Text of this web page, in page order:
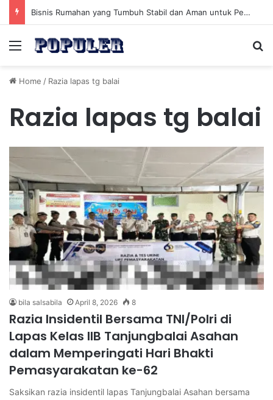
Bisnis Rumahan yang Tumbuh Stabil dan Aman untuk Pendapatan Jangka Panjang
Menu
Home / Razia lapas tg balai
Razia lapas tg balai
bila salsabila April 8, 2026 8
Razia Insidentil Bersama TNI/Polri di
Lapas Kelas IIB Tanjungbalai Asahan
dalam Memperingati Hari Bhakti
Pemasyarakatan ke-62
Saksikan razia insidentil lapas Tanjungbalai Asahan bersama